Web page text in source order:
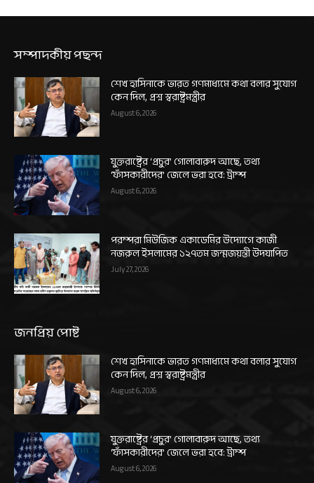
সম্পাদকীয় পছন্দ
শেখ হাসিনাকে ভারত গণমাধ্যমে কথা বলার সুযোগ
কেন দিল, প্রশ্ন স্বরাষ্ট্রমন্ত্রীর
August 6, 2026
যুক্তরাষ্ট্রের ‘প্রচুর’ গোলাবারুদ আছে, তথ্য
‘ফাঁসকারীদের’ জেলে ভরা হবে: ট্রাম্প
August 6, 2026
পরম্পরা মিউজিক একাডেমির উদ্যোগে কাজী
নজরুল ইসলামের ১২৭তম জন্মজয়ন্তী উদযাপিত
July 27, 2026
জনপ্রিয় পোষ্ট
শেখ হাসিনাকে ভারত গণমাধ্যমে কথা বলার সুযোগ
কেন দিল, প্রশ্ন স্বরাষ্ট্রমন্ত্রীর
August 6, 2026
যুক্তরাষ্ট্রের ‘প্রচুর’ গোলাবারুদ আছে, তথ্য
‘ফাঁসকারীদের’ জেলে ভরা হবে: ট্রাম্প
August 6, 2026